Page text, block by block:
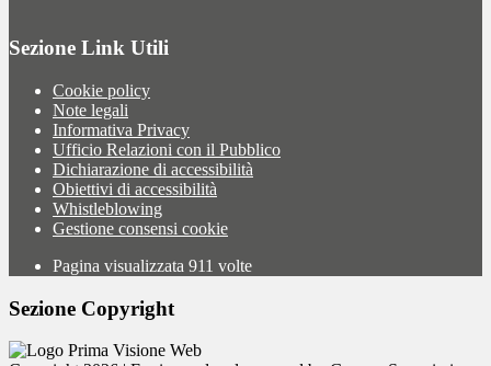
Sezione Link Utili
Cookie policy
Note legali
Informativa Privacy
Ufficio Relazioni con il Pubblico
Dichiarazione di accessibilità
Obiettivi di accessibilità
Whistleblowing
Gestione consensi cookie
Pagina visualizzata 911 volte
Sezione Copyright